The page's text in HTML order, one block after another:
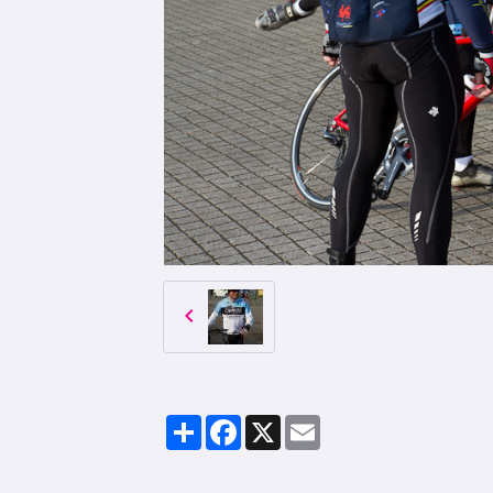
PartagerFacebook
X